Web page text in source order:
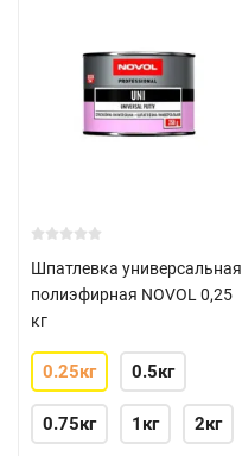
Шпатлевка универсальная
полиэфирная NOVOL 0,25
кг
0.25кг 0.5кг
0.75кг 1кг 2кг